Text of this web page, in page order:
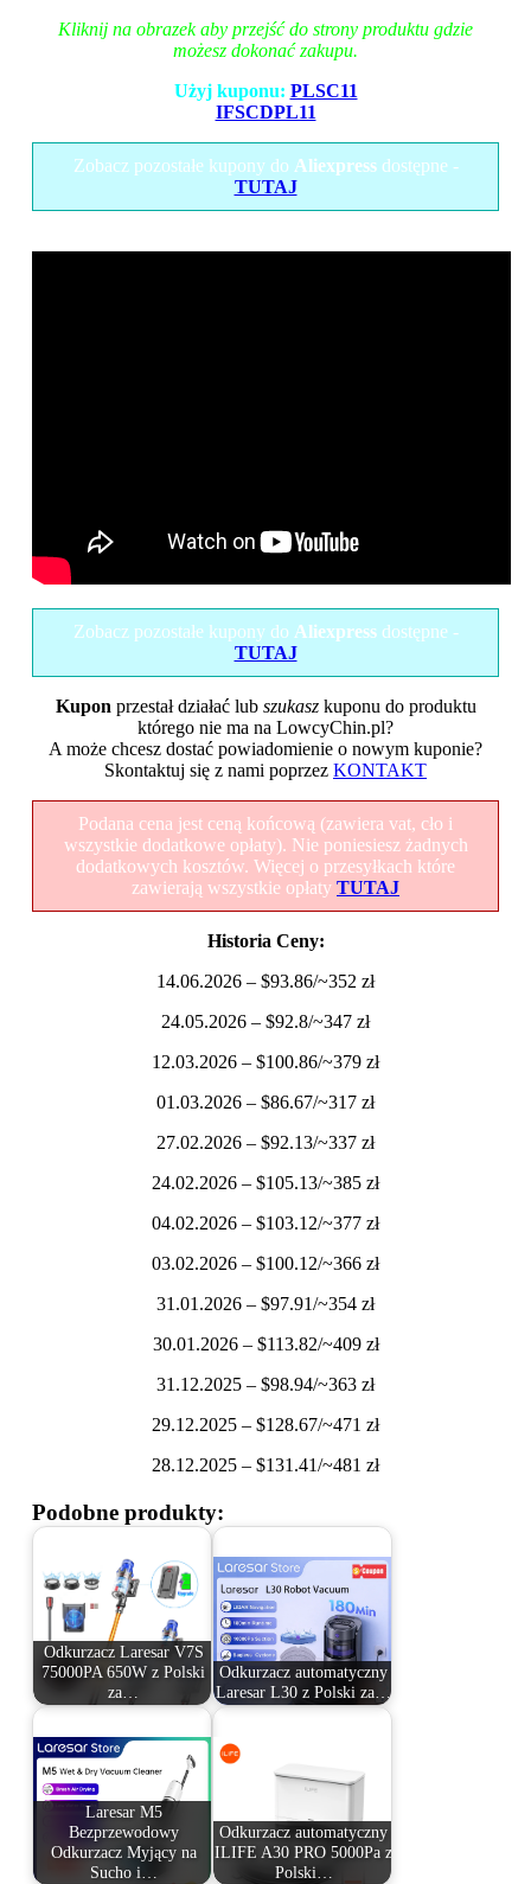
Kliknij na obrazek aby przejść do strony produktu gdzie
możesz dokonać zakupu.
Użyj kuponu: PLSC11
IFSCDPL11
Zobacz pozostałe kupony do Aliexpressdostępne -
TUTAJ
Zobacz pozostałe kupony do Aliexpressdostępne -
TUTAJ
Kupon przestał działać lub szukaszkuponu do produktu
którego nie ma na LowcyChin.pl?
A może chcesz dostać powiadomienie o nowym kuponie?
Skontaktuj się z nami poprzez KONTAKT
Podana cena jest ceną końcową (zawiera vat, cło i
wszystkie dodatkowe opłaty). Nie poniesiesz żadnych
dodatkowych kosztów. Więcej o przesyłkach które
zawierają wszystkie opłaty TUTAJ
Historia Ceny:
14.06.2026 – $93.86/~352 zł
24.05.2026 – $92.8/~347 zł
12.03.2026 – $100.86/~379 zł
01.03.2026 – $86.67/~317 zł
27.02.2026 – $92.13/~337 zł
24.02.2026 – $105.13/~385 zł
04.02.2026 – $103.12/~377 zł
03.02.2026 – $100.12/~366 zł
31.01.2026 – $97.91/~354 zł
30.01.2026 – $113.82/~409 zł
31.12.2025 – $98.94/~363 zł
29.12.2025 – $128.67/~471 zł
28.12.2025 – $131.41/~481 zł
Podobne produkty:
Odkurzacz Laresar V7S
75000PA 650W z Polski
za…
Odkurzacz automatyczny
Laresar L30 z Polski za…
Laresar M5
Bezprzewodowy
Odkurzacz Myjący na
Sucho i…
Odkurzacz automatyczny
ILIFE A30 PRO 5000Pa z
Polski…